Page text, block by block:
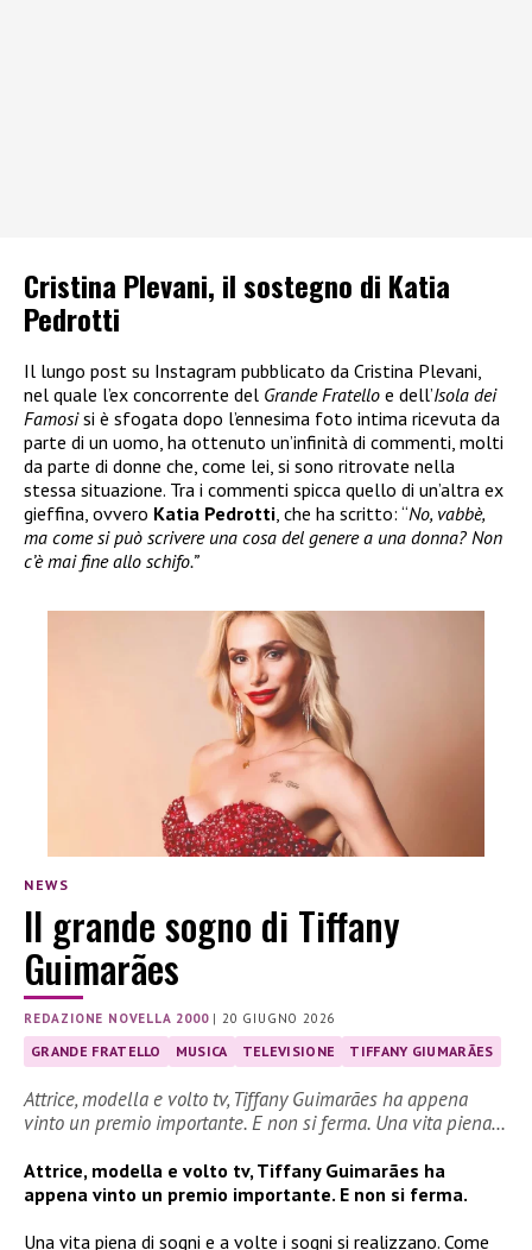
Cristina Plevani, il sostegno di Katia
Pedrotti
Il lungo post su Instagram pubblicato da Cristina Plevani,
nel quale l’ex concorrente del Grande Fratello e dell’Isola dei
Famosisi è sfogata dopo l’ennesima foto intima ricevuta da
parte di un uomo, ha ottenuto un’infinità di commenti, molti
da parte di donne che, come lei, si sono ritrovate nella
stessa situazione. Tra i commenti spicca quello di un’altra ex
gieffina, ovvero Katia Pedrotti, che ha scritto: “No, vabbè,
ma come si può scrivere una cosa del genere a una donna? Non
c’è mai fine allo schifo.”
NEWS
Il grande sogno di Tiffany
Guimarães
REDAZIONE NOVELLA 2000|20 GIUGNO 2026
GRANDE FRATELLO MUSICA TELEVISIONE TIFFANY GIUMARÃES
Attrice, modella e volto tv, Tiffany Guimarães ha appena
vinto un premio importante. E non si ferma. Una vita piena…
Attrice, modella e volto tv, Tiffany Guimarães ha
appena vinto un premio importante. E non si ferma.
Una vita piena di sogni e a volte i sogni si realizzano. Come